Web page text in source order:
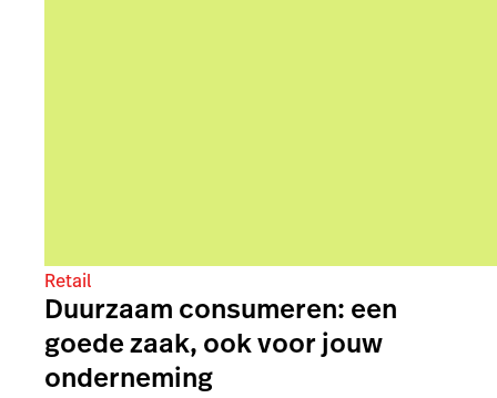
Retail
Duurzaam consumeren: een
goede zaak, ook voor jouw
onderneming